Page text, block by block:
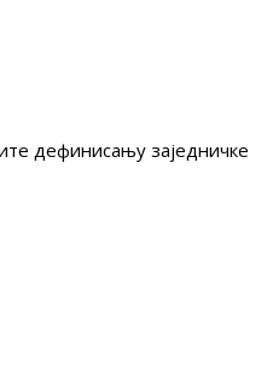
дефинисању заједничке